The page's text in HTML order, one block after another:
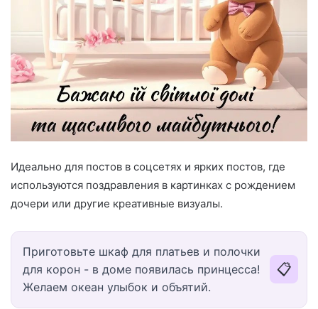
Идеально для постов в соцсетях и ярких постов, где
используются поздравления в картинках с рождением
дочери или другие креативные визуалы.
Приготовьте шкаф для платьев и полочки
для корон - в доме появилась принцесса!
Желаем океан улыбок и объятий.
📋